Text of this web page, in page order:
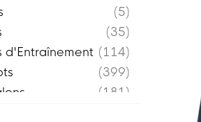
5
35
d'Entraînement
114
399
181